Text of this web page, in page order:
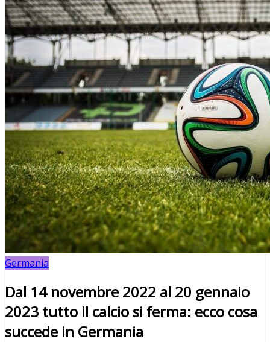
Germania
Dal 14 novembre 2022 al 20 gennaio
2023 tutto il calcio si ferma: ecco cosa
succede in Germania